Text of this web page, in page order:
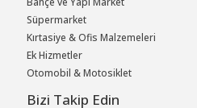
Süpermarket
Kırtasiye & Ofis Malzemeleri
Ek Hizmetler
Otomobil & Motosiklet
Bizi Takip Edin